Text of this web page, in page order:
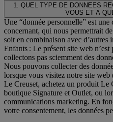
1. QUEL TYPE DE DONNEES
VOUS ET A
Une “donnée personnelle” est
concernant, qui nous permettrait
soit en combinaison avec d’autres
Enfants : Le présent site web
collectons pas sciemment des
Nous pouvons collecter des
lorsque vous visitez notre site
Le Creuset, achetez un produit Le
boutique Signature et Outlet, ou
communications marketing. En
votre consentement, les données